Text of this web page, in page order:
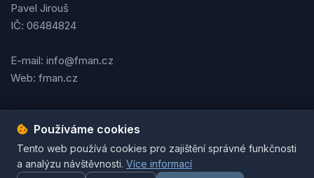
Pavel Jirouš
IČ: 06484824
E-mail: info@fman.cz
Web: fman.cz
Podmínky použitíOchrana osobních údajůCookies
© 2026 FMAN.cz. Všechna práva vyhrazena. | Vytvořil
Používáme cookies
Tento web používá cookies pro zajištění správné funkčnosti
a analýzu návštěvnosti. Více informací